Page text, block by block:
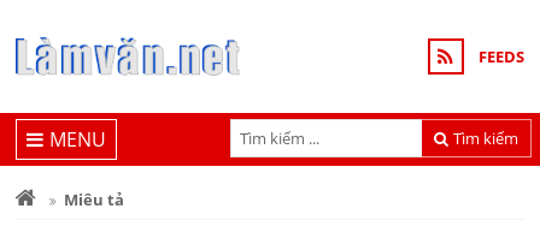
FEEDS
Tìm kiếm
MENU
Miêu tả